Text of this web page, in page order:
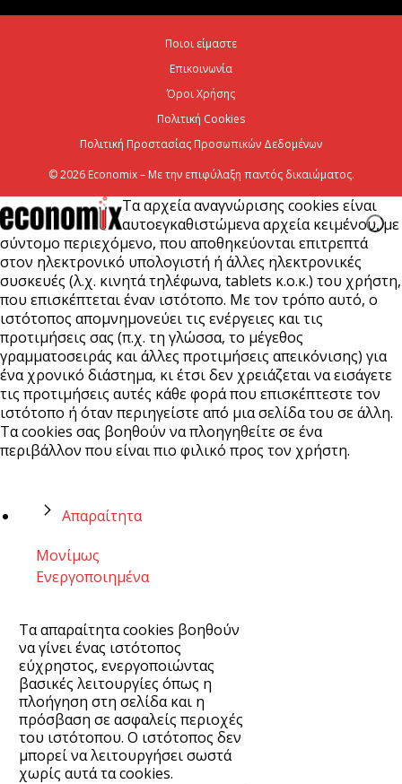
Ψεκασμοί για την καταπολέμηση των κουνουπιών,
στις 10-11-12 Αυγούστου
Ποιοι είμαστε
Επικοινωνία
Όροι Χρήσης
Πολιτική Cookies
Πολιτική Προστασίας Προσωπικών Δεδομένων
© 2026 Economix – Με την επιφύλαξη παντός δικαιώματος.
Τα αρχεία αναγνώρισης cookies είναι
αυτοεγκαθιστώμενα αρχεία κειμένου, με
σύντομο περιεχόμενο, που αποθηκεύονται επιτρεπτά
στον ηλεκτρονικό υπολογιστή ή άλλες ηλεκτρονικές
συσκευές (λ.χ. κινητά τηλέφωνα, tablets κ.ο.κ.) του χρήστη,
που επισκέπτεται έναν ιστότοπο. Με τον τρόπο αυτό, ο
ιστότοπος απομνημονεύει τις ενέργειες και τις
προτιμήσεις σας (π.χ. τη γλώσσα, το μέγεθος
γραμματοσειράς και άλλες προτιμήσεις απεικόνισης) για
ένα χρονικό διάστημα, κι έτσι δεν χρειάζεται να εισάγετε
τις προτιμήσεις αυτές κάθε φορά που επισκέπτεστε τον
ιστότοπο ή όταν περιηγείστε από μια σελίδα του σε άλλη.
Τα cookies σας βοηθούν να πλοηγηθείτε σε ένα
περιβάλλον που είναι πιο φιλικό προς τον χρήστη.
Απαραίτητα
Μονίμως
Ενεργοποιημένα
Τα απαραίτητα cookies βοηθούν
να γίνει ένας ιστότοπος
εύχρηστος, ενεργοποιώντας
βασικές λειτουργίες όπως η
πλοήγηση στη σελίδα και η
πρόσβαση σε ασφαλείς περιοχές
του ιστότοπου. Ο ιστότοπος δεν
μπορεί να λειτουργήσει σωστά
χωρίς αυτά τα cookies.